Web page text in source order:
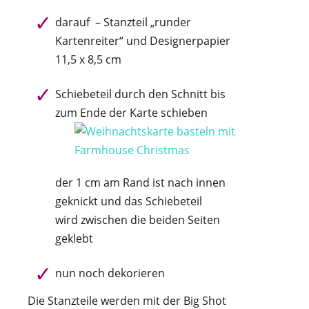
darauf – Stanzteil „runder
Kartenreiter“ und Designerpapier
11,5 x 8,5 cm
Schiebeteil durch den Schnitt bis
zum Ende der Karte schieben
der 1 cm am Rand ist nach innen
geknickt und das Schiebeteil
wird zwischen die beiden Seiten
geklebt
nun noch dekorieren
Die Stanzteile werden mit der Big Shot